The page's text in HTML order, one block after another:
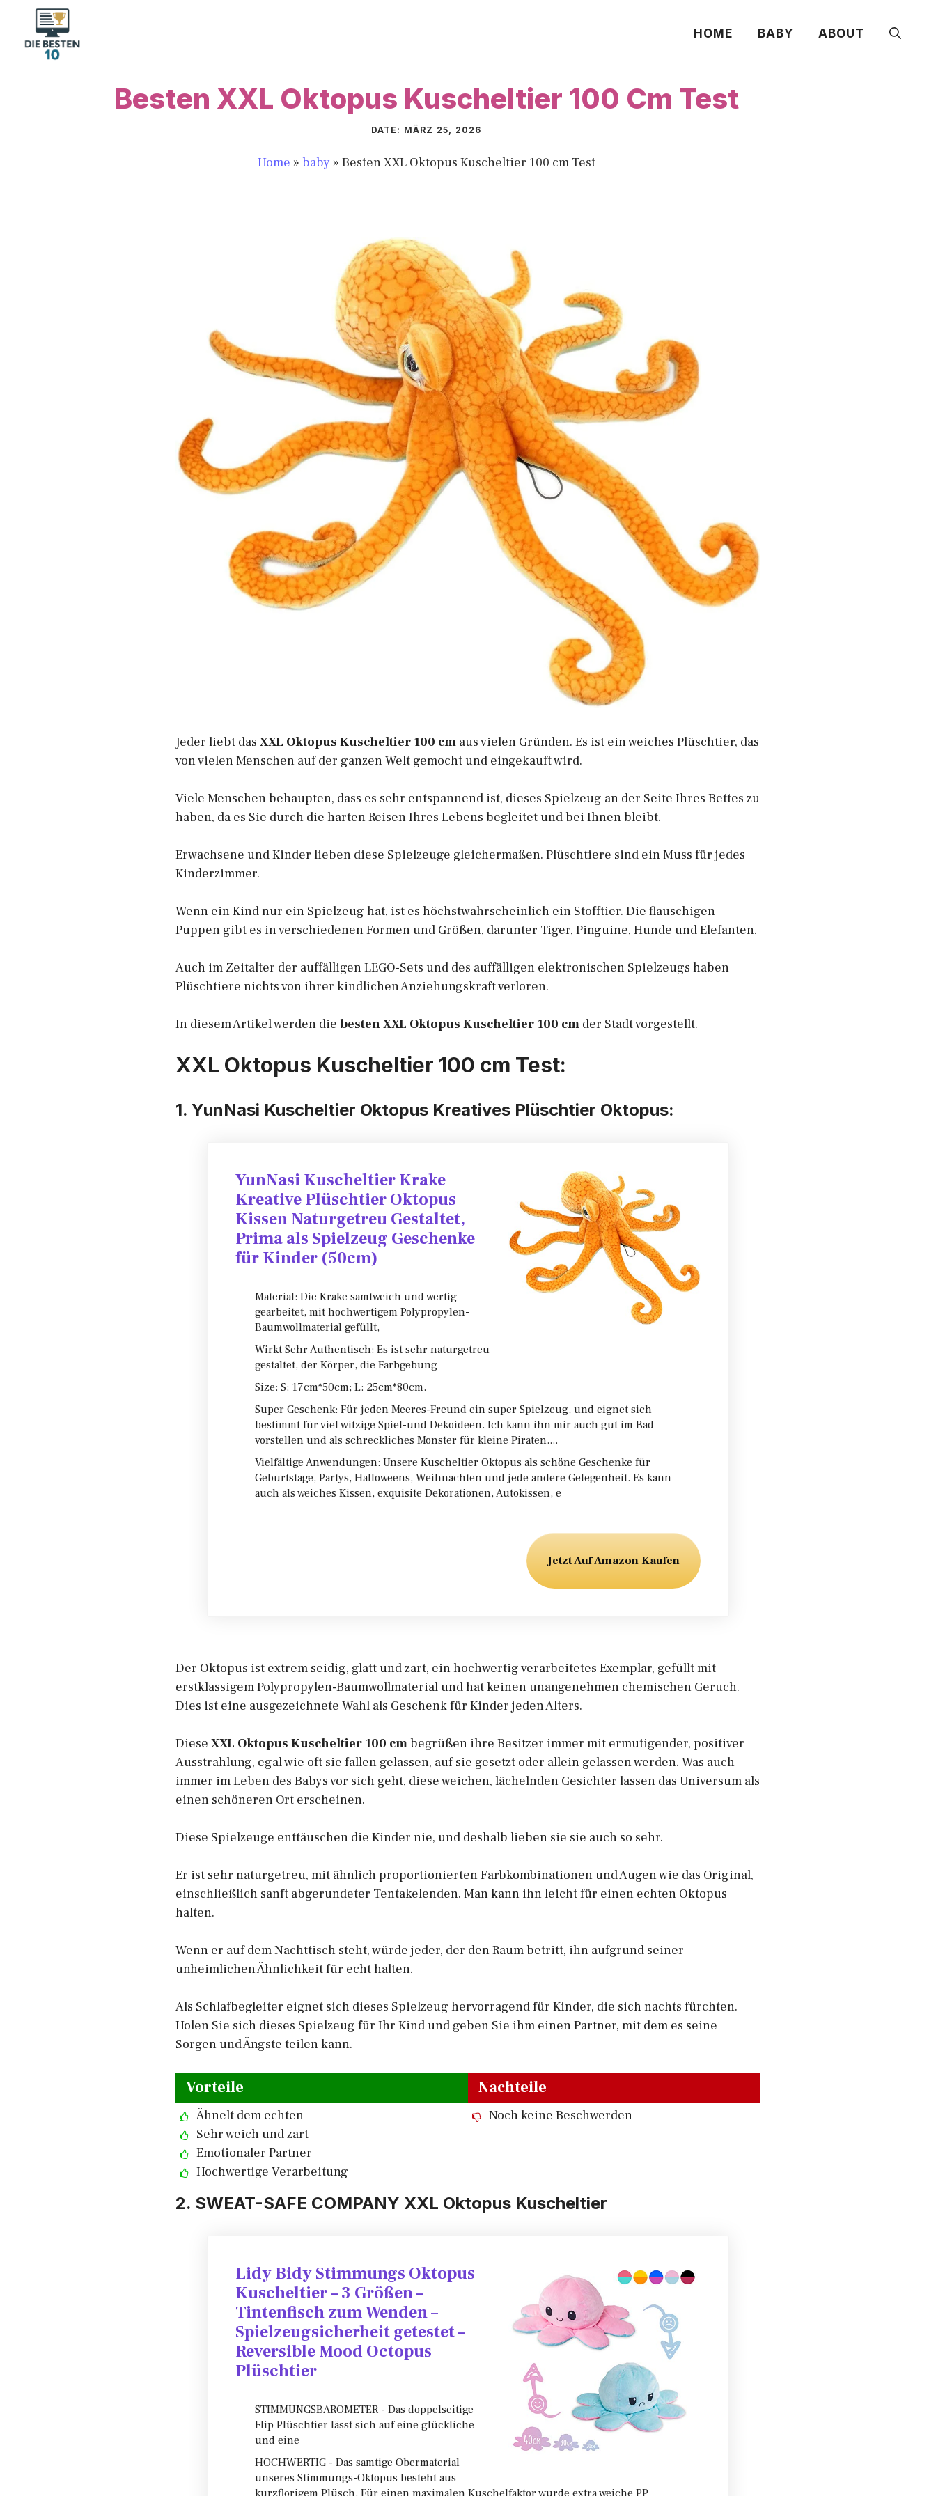
springen
HOME BABY ABOUT
Besten XXL Oktopus Kuscheltier 100 Cm Test
DATE: MÄRZ 25, 2026
Home » baby » Besten XXL Oktopus Kuscheltier 100 cm Test
Jeder liebt das XXL Oktopus Kuscheltier 100 cm aus vielen Gründen. Es ist ein weiches Plüschtier, das
von vielen Menschen auf der ganzen Welt gemocht und eingekauft wird.
Viele Menschen behaupten, dass es sehr entspannend ist, dieses Spielzeug an der Seite Ihres Bettes zu
haben, da es Sie durch die harten Reisen Ihres Lebens begleitet und bei Ihnen bleibt.
Erwachsene und Kinder lieben diese Spielzeuge gleichermaßen. Plüschtiere sind ein Muss für jedes
Kinderzimmer.
Wenn ein Kind nur ein Spielzeug hat, ist es höchstwahrscheinlich ein Stofftier. Die flauschigen
Puppen gibt es in verschiedenen Formen und Größen, darunter Tiger, Pinguine, Hunde und Elefanten.
Auch im Zeitalter der auffälligen LEGO-Sets und des auffälligen elektronischen Spielzeugs haben
Plüschtiere nichts von ihrer kindlichen Anziehungskraft verloren.
In diesem Artikel werden die besten XXL Oktopus Kuscheltier 100 cm der Stadt vorgestellt.
XXL Oktopus Kuscheltier 100 cm Test:
1. YunNasi Kuscheltier Oktopus Kreatives Plüschtier Oktopus:
YunNasi Kuscheltier Krake
Kreative Plüschtier Oktopus
Kissen Naturgetreu Gestaltet,
Prima als Spielzeug Geschenke
für Kinder (50cm)
Material: Die Krake samtweich und wertig
gearbeitet, mit hochwertigem Polypropylen-
Baumwollmaterial gefüllt,
Wirkt Sehr Authentisch: Es ist sehr naturgetreu
gestaltet, der Körper, die Farbgebung
Size: S: 17cm*50cm; L: 25cm*80cm.
Super Geschenk: Für jeden Meeres-Freund ein super Spielzeug, und eignet sich
bestimmt für viel witzige Spiel-und Dekoideen. Ich kann ihn mir auch gut im Bad
vorstellen und als schreckliches Monster für kleine Piraten....
Vielfältige Anwendungen: Unsere Kuscheltier Oktopus als schöne Geschenke für
Geburtstage, Partys, Halloweens, Weihnachten und jede andere Gelegenheit. Es kann
auch als weiches Kissen, exquisite Dekorationen, Autokissen, e
Jetzt Auf Amazon Kaufen
Der Oktopus ist extrem seidig, glatt und zart, ein hochwertig verarbeitetes Exemplar, gefüllt mit
erstklassigem Polypropylen-Baumwollmaterial und hat keinen unangenehmen chemischen Geruch.
Dies ist eine ausgezeichnete Wahl als Geschenk für Kinder jeden Alters.
Diese XXL Oktopus Kuscheltier 100 cmbegrüßen ihre Besitzer immer mit ermutigender, positiver
Ausstrahlung, egal wie oft sie fallen gelassen, auf sie gesetzt oder allein gelassen werden. Was auch
immer im Leben des Babys vor sich geht, diese weichen, lächelnden Gesichter lassen das Universum als
einen schöneren Ort erscheinen.
Diese Spielzeuge enttäuschen die Kinder nie, und deshalb lieben sie sie auch so sehr.
Er ist sehr naturgetreu, mit ähnlich proportionierten Farbkombinationen und Augen wie das Original,
einschließlich sanft abgerundeter Tentakelenden. Man kann ihn leicht für einen echten Oktopus
halten.
Wenn er auf dem Nachttisch steht, würde jeder, der den Raum betritt, ihn aufgrund seiner
unheimlichen Ähnlichkeit für echt halten.
Als Schlafbegleiter eignet sich dieses Spielzeug hervorragend für Kinder, die sich nachts fürchten.
Holen Sie sich dieses Spielzeug für Ihr Kind und geben Sie ihm einen Partner, mit dem es seine
Sorgen und Ängste teilen kann.
Vorteile
Ähnelt dem echten
Sehr weich und zart
Emotionaler Partner
Hochwertige Verarbeitung
Nachteile
Noch keine Beschwerden
2. SWEAT-SAFE COMPANY XXL Oktopus Kuscheltier
Lidy Bidy Stimmungs Oktopus
Kuscheltier – 3 Größen –
Tintenfisch zum Wenden –
Spielzeugsicherheit getestet –
Reversible Mood Octopus
Plüschtier
STIMMUNGSBAROMETER - Das doppelseitige
Flip Plüschtier lässt sich auf eine glückliche
und eine
HOCHWERTIG - Das samtige Obermaterial
unseres Stimmungs-Oktopus besteht aus
kurzflorigem Plüsch. Für einen maximalen Kuschelfaktor wurde extra weiche PP